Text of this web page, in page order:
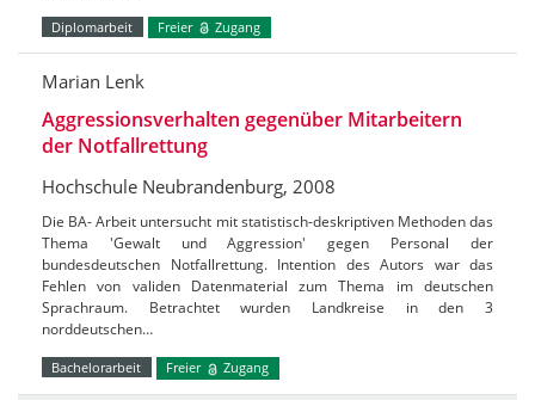
Diplomarbeit Freier Zugang
Marian Lenk
Aggressionsverhalten gegenüber Mitarbeitern
der Notfallrettung
Hochschule Neubrandenburg, 2008
Die BA- Arbeit untersucht mit statistisch-deskriptiven Methoden das
Thema 'Gewalt und Aggression' gegen Personal der
bundesdeutschen Notfallrettung. Intention des Autors war das
Fehlen von validen Datenmaterial zum Thema im deutschen
Sprachraum. Betrachtet wurden Landkreise in den 3
norddeutschen…
Bachelorarbeit Freier Zugang